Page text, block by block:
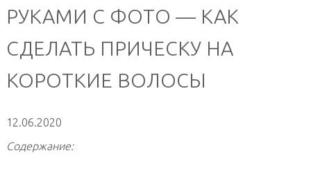
РУКАМИ С ФОТО — КАК
СДЕЛАТЬ ПРИЧЕСКУ НА
КОРОТКИЕ ВОЛОСЫ
12.06.2020
Содержание: